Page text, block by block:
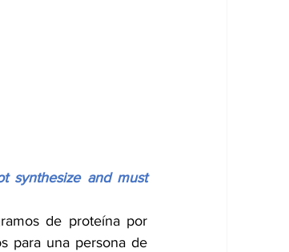
synthesize and must
de proteína por
para una persona de